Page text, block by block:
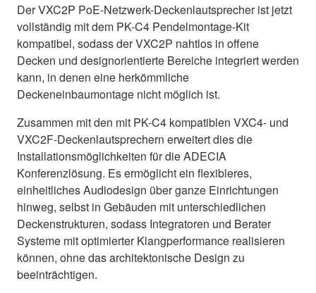
Der VXC2P PoE-Netzwerk-Deckenlautsprecher ist jetzt
vollständig mit dem PK-C4 Pendelmontage-Kit
kompatibel, sodass der VXC2P nahtlos in offene
Decken und designorientierte Bereiche integriert werden
kann, in denen eine herkömmliche
Deckeneinbaumontage nicht möglich ist.
Zusammen mit den mit PK-C4 kompatiblen VXC4- und
VXC2F-Deckenlautsprechern erweitert dies die
Installationsmöglichkeiten für die ADECIA
Konferenzlösung. Es ermöglicht ein flexibleres,
einheitliches Audiodesign über ganze Einrichtungen
hinweg, selbst in Gebäuden mit unterschiedlichen
Deckenstrukturen, sodass Integratoren und Berater
Systeme mit optimierter Klangperformance realisieren
können, ohne das architektonische Design zu
beeinträchtigen.